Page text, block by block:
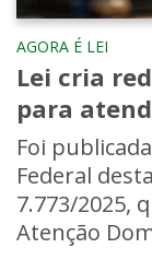
AGORA É LEI
Lei cria
para
Foi
Federal
7.773/2025,
Atenção